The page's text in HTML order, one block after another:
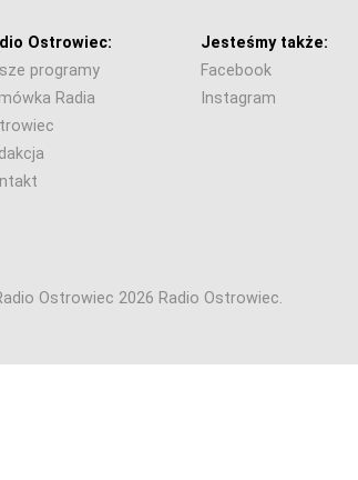
Ostrowiec:
programy
Radia
Jesteśmy także:
Facebook
Instagram
Ostrowiec 2026 Radio Ostrowiec.